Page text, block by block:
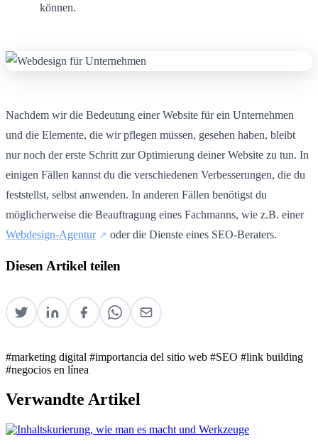
können.
Nachdem wir die Bedeutung einer Website für ein Unternehmen
und die Elemente, die wir pflegen müssen, gesehen haben, bleibt
nur noch der erste Schritt zur Optimierung deiner Website zu tun. In
einigen Fällen kannst du die verschiedenen Verbesserungen, die du
feststellst, selbst anwenden. In anderen Fällen benötigst du
möglicherweise die Beauftragung eines Fachmanns, wie z.B. einer
Webdesign-Agentur
oder die Dienste eines SEO-Beraters.
Diesen Artikel teilen
#marketing digital #importancia del sitio web #SEO #link building
#negocios en línea
Verwandte Artikel